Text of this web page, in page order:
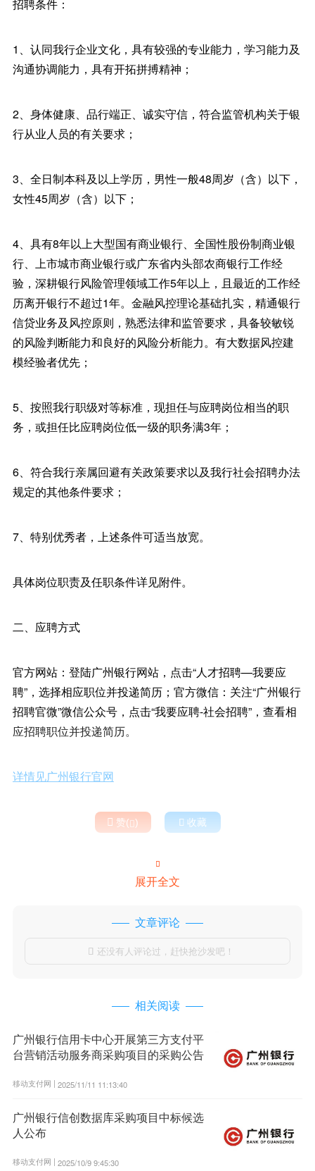
招聘条件：
1、认同我行企业文化，具有较强的专业能力，学习能力及
沟通协调能力，具有开拓拼搏精神；
2、身体健康、品行端正、诚实守信，符合监管机构关于银
行从业人员的有关要求；
3、全日制本科及以上学历，男性一般48周岁（含）以下，
女性45周岁（含）以下；
4、具有8年以上大型国有商业银行、全国性股份制商业银
行、上市城市商业银行或广东省内头部农商银行工作经
验，深耕银行风险管理领域工作5年以上，且最近的工作经
历离开银行不超过1年。金融风控理论基础扎实，精通银行
信贷业务及风控原则，熟悉法律和监管要求，具备较敏锐
的风险判断能力和良好的风险分析能力。有大数据风控建
模经验者优先；
5、按照我行职级对等标准，现担任与应聘岗位相当的职
务，或担任比应聘岗位低一级的职务满3年；
6、符合我行亲属回避有关政策要求以及我行社会招聘办法
规定的其他条件要求；
7、特别优秀者，上述条件可适当放宽。
具体岗位职责及任职条件详见附件。
二、应聘方式
官方网站：登陆广州银行网站，点击“人才招聘—我要应
聘”，选择相应职位并投递简历；官方微信：关注“广州银行
招聘官微”微信公众号，点击“我要应聘-社会招聘”，查看相
应招聘职位并投递简历。
详情见广州银行官网
 赞()  收藏

展开全文
文章评论
 还没有人评论过，赶快抢沙发吧！
相关阅读
广州银行信用卡中心开展第三方支付平
台营销活动服务商采购项目的采购公告
移动支付网 | 2025/11/11 11:13:40
广州银行信创数据库采购项目中标候选
人公布
移动支付网 | 2025/10/9 9:45:30